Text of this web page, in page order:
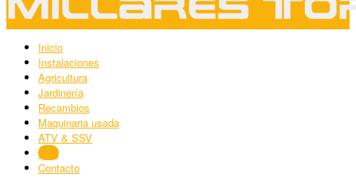
Inicio
Instalaciones
Agricultura
Jardinería
Recambios
Maquinaria usada
ATV & SSV
Blog
Contacto